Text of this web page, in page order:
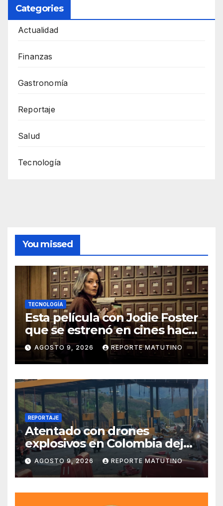
Categories
Actualidad
Finanzas
Gastronomía
Reportaje
Salud
Tecnología
You missed
TECNOLOGÍA
Esta película con Jodie Foster
que se estrenó en cines hace
poco ya está en Movistar+
AGOSTO 9, 2026 REPORTE MATUTINO
REPORTAJE
Atentado con drones
explosivos en Colombia deja
un policía muerto
AGOSTO 9, 2026 REPORTE MATUTINO